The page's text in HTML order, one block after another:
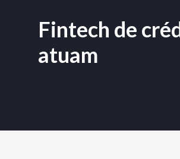
Fintech de
atuam